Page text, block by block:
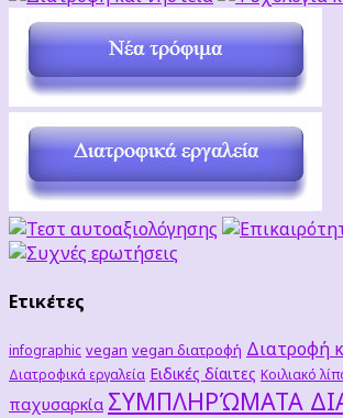
Ετικέτες
infographic vegan vegan διατροφή Διατροφή
Διατροφικά εργαλεία Ειδικές δίαιτες Κοιλιακό
παχυσαρκία ΣΥΜΠΛΗΡΏΜΑΤΑ